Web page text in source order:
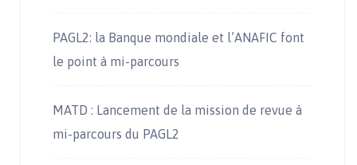
PAGL2: la Banque mondiale et l’ANAFIC font
le point à mi-parcours
MATD : Lancement de la mission de revue à
mi-parcours du PAGL2